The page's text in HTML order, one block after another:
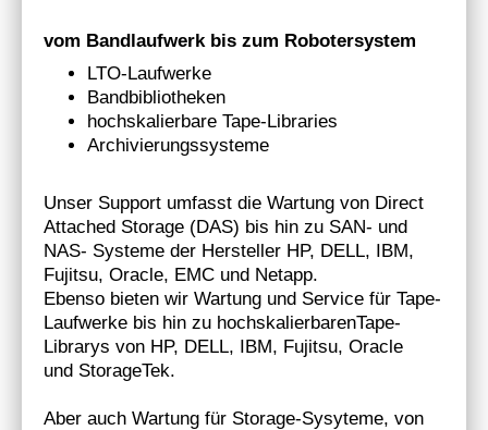
vom Bandlaufwerk bis zum Robotersystem
LTO-Laufwerke
Bandbibliotheken
hochskalierbare Tape-Libraries
Archivierungssysteme
Unser Support umfasst die Wartung von Direct
Attached Storage (DAS) bis hin zu SAN- und
NAS- Systeme der Hersteller HP, DELL, IBM,
Fujitsu, Oracle, EMC und Netapp.
Ebenso bieten wir Wartung und Service für Tape-
Laufwerke bis hin zu hochskalierbarenTape-
Librarys von HP, DELL, IBM, Fujitsu, Oracle
und StorageTek.
Aber auch Wartung für Storage-Sysyteme, von